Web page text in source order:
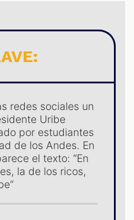
redes sociales un
Uribe
por estudiantes
de los Andes. En
el texto: “En
la de los ricos,